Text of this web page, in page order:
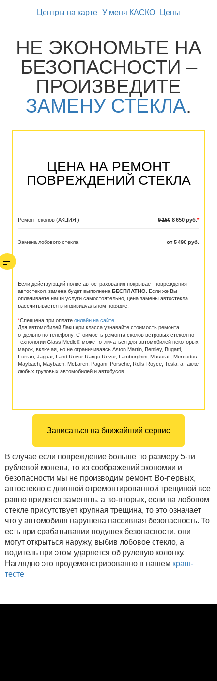
Центры на карте У меня КАСКО Цены
НЕ ЭКОНОМЬТЕ НА
БЕЗОПАСНОСТИ –
ПРОИЗВЕДИТЕ
ЗАМЕНУ СТЕКЛА.
ЦЕНА НА РЕМОНТ
ПОВРЕЖДЕНИЙ СТЕКЛА
Ремонт сколов (АКЦИЯ!) 9 150 8 650 руб.*
Замена лобового стекла от 5 490 руб.
Если действующий полис автострахования покрывает повреждения
автостекол, замена будет выполнена БЕСПЛАТНО . Если же Вы
оплачиваете наши услуги самостоятельно, цена замены автостекла
рассчитывается в индивидуальном порядке.
*Спеццена при оплате онлайн на сайте
Для автомобилей Лакшери класса узнавайте стоимость ремонта
отдельно по телефону. Стоимость ремонта сколов ветровых стекол по
технологии Glass Medic® может отличаться для автомобилей некоторых
марок, включая, но не ограничиваясь Aston Martin, Bentley, Bugatti,
Ferrari, Jaguar, Land Rover Range Rover, Lamborghini, Maserati, Mercedes-
Maybach, Maybach, McLaren, Pagani, Porsche, Rolls-Royсe, Tesla, а также
любых грузовых автомобилей и автобусов.
Записаться на ближайший сервис
В случае если повреждение больше по размеру 5-ти
рублевой монеты, то из соображений экономии и
безопасности мы не производим ремонт. Во-первых,
автостекло с длинной отремонтированной трещиной все
равно придется заменять, а во-вторых, если на лобовом
стекле присутствует крупная трещина, то это означает
что у автомобиля нарушена пассивная безопасность. То
есть при срабатывании подушек безопасности, они
могут открыться наружу, выбив лобовое стекло, а
водитель при этом ударяется об рулевую колонку.
Наглядно это продемонстрированно в нашем краш-
тесте